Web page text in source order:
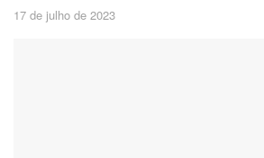
17 de julho de 2023